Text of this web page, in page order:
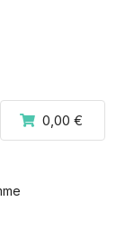
0,00 €